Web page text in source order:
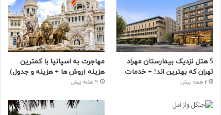
5 هتل نزدیک بیمارستان مهراد
تهران که بهترین‌ اند! + خدمات
2 هفته پیش
مهاجرت به اسپانیا با کمترین
هزینه (روش ها + هزینه و جدول)
3 هفته پیش